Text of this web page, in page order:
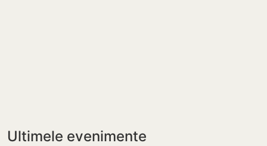
Ultimele evenimente